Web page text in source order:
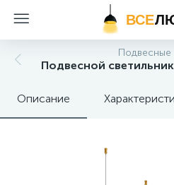
ВСЕ
Подвесные
Подвесной
Описание